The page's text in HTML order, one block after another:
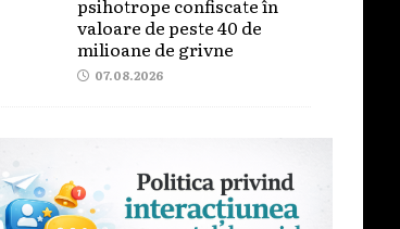
valoare de peste 40 de
milioane de grivne
07.08.2026